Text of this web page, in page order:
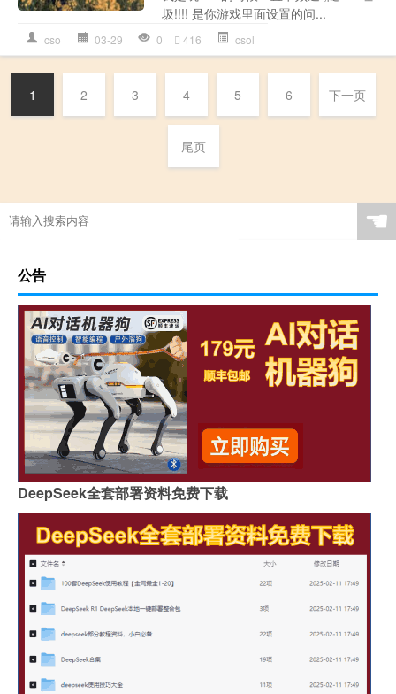
圾!!!! 是你游戏里面设置的问...
cso 03-29 0 416 csol
1 2 3 4 5 6 下一页
尾页
☚
公告
DeepSeek全套部署资料免费下载